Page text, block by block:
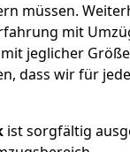
müssen.
mit
jeglicher
dass wir für
ist sorgfältig